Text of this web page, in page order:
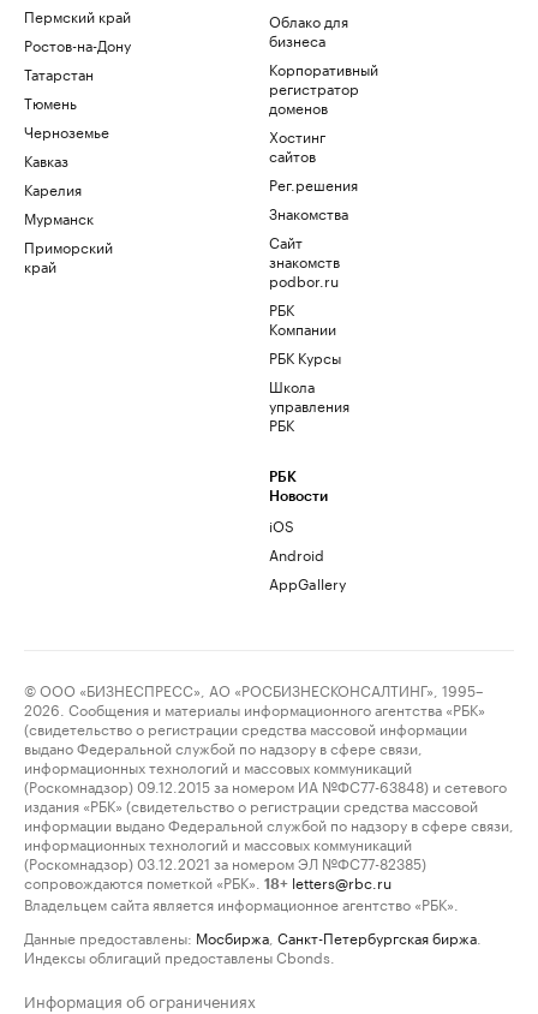
Пермский край
Ростов-на-Дону
Татарстан
Тюмень
Черноземье
Кавказ
Карелия
Мурманск
Приморский
край
Облако для
бизнеса
Корпоративный
регистратор
доменов
Хостинг
сайтов
Рег.решения
Знакомства
Сайт
знакомств
podbor.ru
РБК
Компании
РБК Курсы
Школа
управления
РБК
РБК
Новости
iOS
Android
AppGallery
© ООО «БИЗНЕСПРЕСС», АО «РОСБИЗНЕСКОНСАЛТИНГ», 1995–
2026. Сообщения и материалы информационного агентства «РБК»
(свидетельство о регистрации средства массовой информации
выдано Федеральной службой по надзору в сфере связи,
информационных технологий и массовых коммуникаций
(Роскомнадзор) 09.12.2015 за номером ИА №ФС77-63848) и сетевого
издания «РБК» (свидетельство о регистрации средства массовой
информации выдано Федеральной службой по надзору в сфере связи,
информационных технологий и массовых коммуникаций
(Роскомнадзор) 03.12.2021 за номером ЭЛ №ФС77-82385)
сопровождаются пометкой «РБК».
18+ letters@rbc.ru
Владельцем сайта является информационное агентство «РБК».
Данные предоставлены: Мосбиржа Санкт-Петербургская биржа
Индексы облигаций предоставлены Cbonds.
Информация об ограничениях